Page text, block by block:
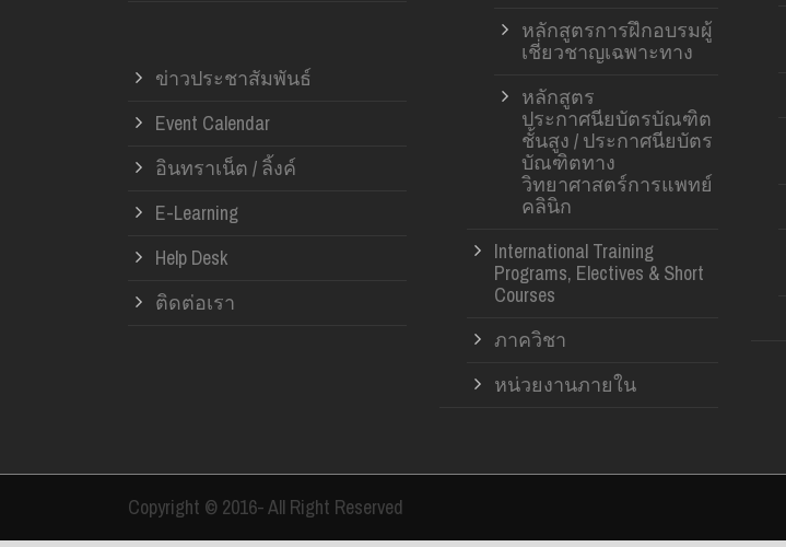
ข่าวประชาสัมพันธ์
Event Calendar
อินทราเน็ต / ลิ้งค์
E-Learning
Help Desk
ติดต่อเรา
หลักสูตรการฝึกอบรมผู้
เชี่ยวชาญเฉพาะทาง
หลักสูตร
ประกาศนียบัตรบัณฑิต
ชั้นสูง / ประกาศนียบัตร
บัณฑิตทาง
วิทยาศาสตร์การแพทย์
คลินิก
International Training
Programs, Electives & Short
Courses
ภาควิชา
หน่วยงานภายใน
Copyright © 2016- All Right Reserved